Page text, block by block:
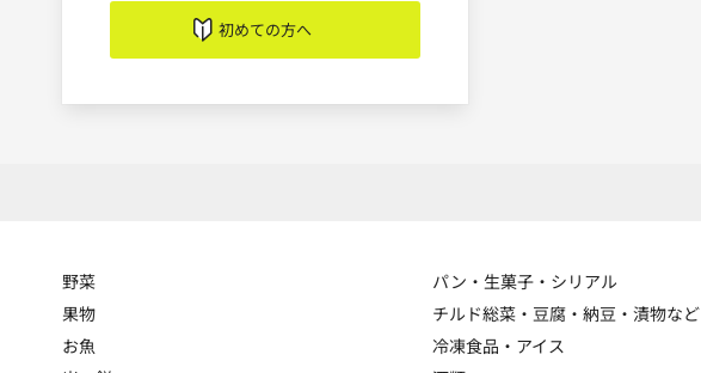
初めての方へ
野菜 パン・生菓子・シリアル
果物
チルド総菜・豆腐・納豆・漬物など
お魚
冷凍食品・アイス